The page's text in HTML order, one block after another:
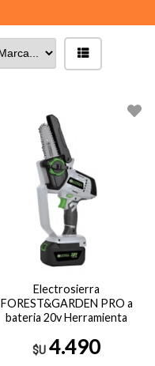
Electrosierra
FOREST&GARDEN PRO a
bateria 20v Herramienta
$U 4.490